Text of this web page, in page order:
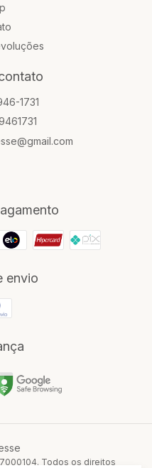
1731
envio
Todos os direitos